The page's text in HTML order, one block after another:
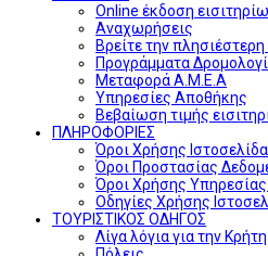
Online έκδοση
Αναχωρήσεις
Βρείτε την
Προγράμματα
Μεταφορά Α.Μ.Ε.Α
Υπηρεσίες Αποθήκης
Βεβαίωση τιμής
ΠΛΗΡΟΦΟΡΙΕΣ
Όροι Χρήσης
Όροι Προστασίας
Όροι Χρήσης
Οδηγίες Χρήσης
ΤΟΥΡΙΣΤΙΚΟΣ ΟΔΗΓΟΣ
Λίγα λόγια για την Κρήτη